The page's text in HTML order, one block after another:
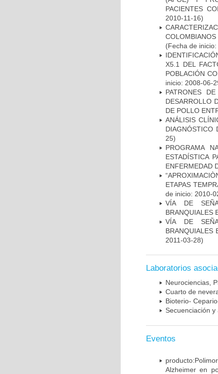
PACIENTES
2010-11-16)
(Fecha de
X5.1 DEL
POBLACIÓN
inicio: 2008-06-
PATRONES
DESARROLLO
DE POLLO
ANÁLISIS
DIAGNÓSTICO
25)
PROGRAMA
ESTADÍSTICA
ENFERMEDAD
ETAPAS
de inicio: 2010-
VÍA DE
BRANQUIALES
VÍA DE
BRANQUIALES
2011-03-28)
Laboratorios
Neurociencias,
Cuarto de
Bioterio-
Secuenciación
Eventos
Alzheimer en